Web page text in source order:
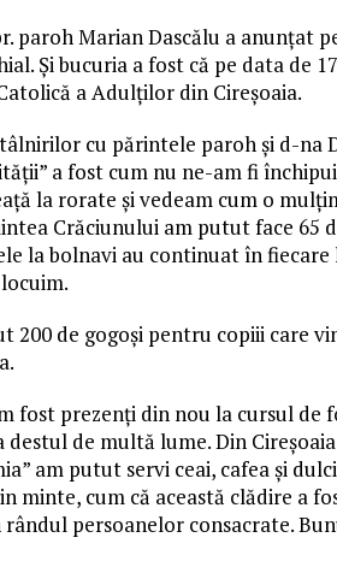
paroh Marian Dascălu a anunțat
Și bucuria a fost că pe data de
a Adulților din Cireșoaia.
cu părintele paroh și d-na
a fost cum nu ne-am fi
la rorate și vedeam cum o
Crăciunului am putut face 65
la bolnavi au continuat în
200 de gogoși pentru copiii care
fost prezenți din nou la cursul de
de multă lume. Din
am putut servi ceai, cafea și
minte, cum că această clădire a
persoanelor consacrate.